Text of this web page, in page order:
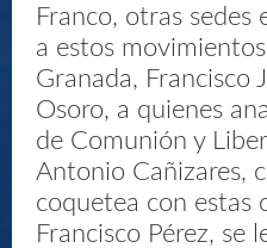
Franco, otras sedes
a estos
Granada, Francisco
Osoro, a quienes
de Comunión y
Antonio Cañizares,
coquetea con estas
Francisco Pérez, se